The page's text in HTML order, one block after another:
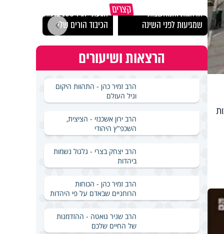
קצרים
הדאגות והמחשבות
שמגיעות לפני השינה
הגעתי לגיל 108 בזכות
הכיבוד הורים שלי
הרצאות ושיעורים
הרב זמיר כהן - התהוות היקום
וגיל העולם
הרב ירון אשכנזי - הציצית,
השכפ"ץ היהודי
הרב יצחק בצרי - גלגול נשמות
ביהדות
הרב זמיר כהן - הכוחות
הרוחניים שבאדם על פי היהדות
הרב שניר גואטה - ההזדמנות
של החיים שלכם